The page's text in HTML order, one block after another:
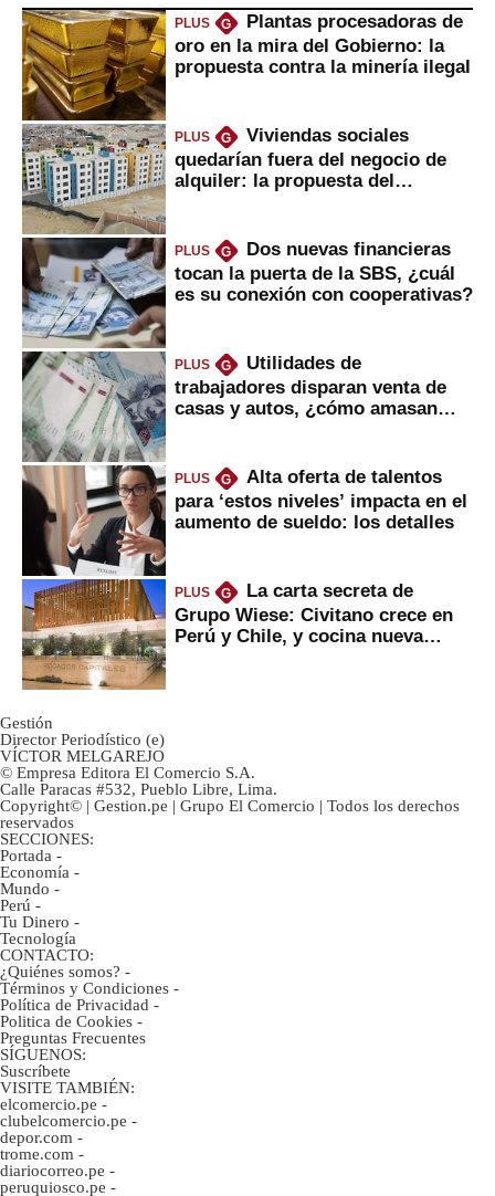
PLUS G
Plantas procesadoras de
oro en la mira del Gobierno: la
propuesta contra la minería ilegal
PLUS G
Viviendas sociales
quedarían fuera del negocio de
alquiler: la propuesta del
PLUS G
Dos nuevas financieras
tocan la puerta de la SBS, ¿cuál
es su conexión con cooperativas?
PLUS G
Utilidades de
trabajadores disparan venta de
casas y autos, ¿cómo amasan
PLUS G
Alta oferta de talentos
para ‘estos niveles’ impacta en el
aumento de sueldo: los detalles
PLUS G
La carta secreta de
Grupo Wiese: Civitano crece en
Perú y Chile, y cocina nueva
Gestión
Director Periodístico (e)
VÍCTOR MELGAREJO
© Empresa Editora El Comercio S.A.
Calle Paracas #532, Pueblo Libre, Lima.
Copyright© | Gestion.pe | Grupo El Comercio | Todos los derechos
reservados
SECCIONES:
Portada -
Economía -
Mundo -
Perú -
Tu Dinero -
Tecnología
CONTACTO:
¿Quiénes somos? -
Términos y Condiciones -
Política de Privacidad -
Politica de Cookies -
Preguntas Frecuentes
SÍGUENOS:
Suscríbete
VISITE TAMBIÉN:
elcomercio.pe -
clubelcomercio.pe -
depor.com -
trome.com -
diariocorreo.pe -
peruquiosco.pe -